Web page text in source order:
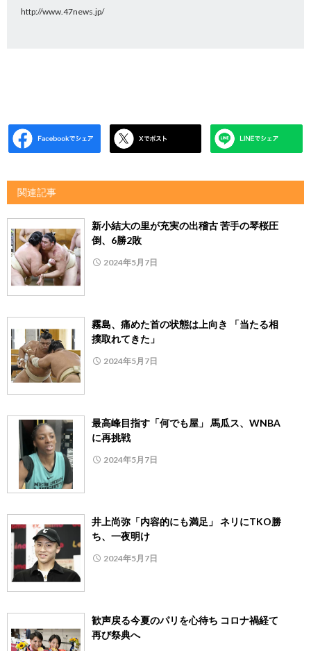
http://www.47news.jp/
関連記事
新小結大の里が充実の出稽古 苦手の琴桜圧
倒、6勝2敗
2024年5月7日
霧島、痛めた首の状態は上向き 「当たる相
撲取れてきた」
2024年5月7日
最高峰目指す「何でも屋」 馬瓜ス、WNBA
に再挑戦
2024年5月7日
井上尚弥「内容的にも満足」 ネリにTKO勝
ち、一夜明け
2024年5月7日
歓声戻る今夏のパリを心待ち コロナ禍経て
再び祭典へ